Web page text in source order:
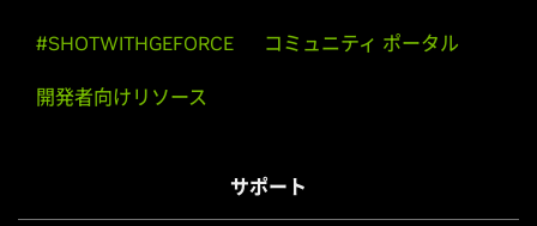
#SHOTWITHGEFORCE コミュニティ ポータル
開発者向けリソース
サポート